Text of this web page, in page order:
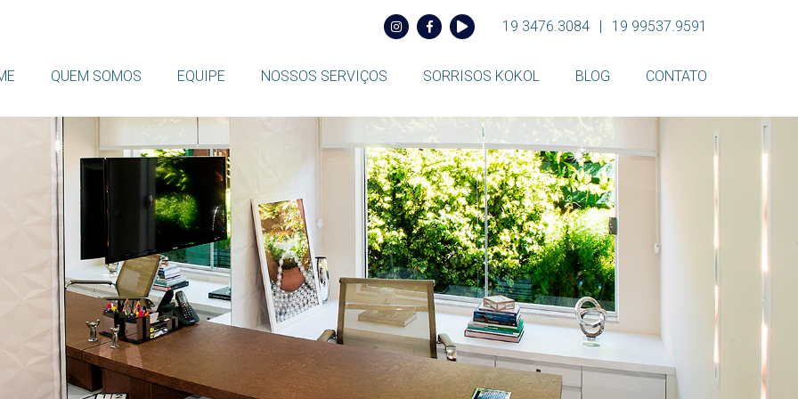
19 3476.3084 | 19 99537.9591
QUEM SOMOS EQUIPE NOSSOS SERVIÇOS SORRISOS KOKOL BLOG CONTATO